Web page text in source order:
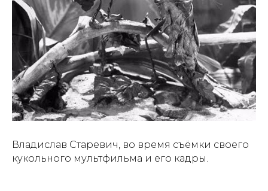
Владислав Старевич, во время съёмки своего
кукольного мультфильма и его кадры.